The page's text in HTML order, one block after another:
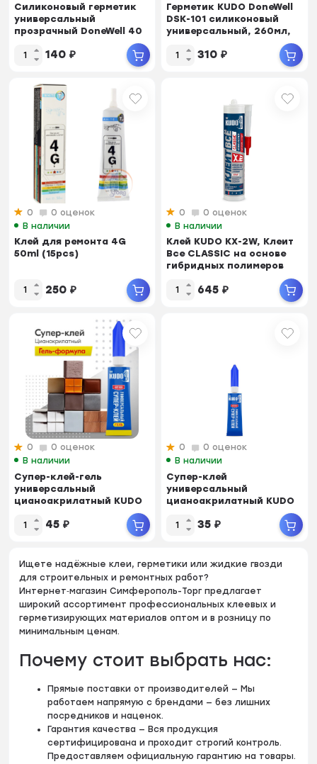
Cиликоновый герметик
универсальный
прозрачный DoneWell 40
140 ₽
Герметик KUDO DoneWell
DSK-101 силиконовый
универсальный, 260мл,
310 ₽
0
0 оценок
В наличии
Клей для ремонта 4G
50ml (15pcs)
250 ₽
0
0 оценок
В наличии
Клей KUDO KX-2W, Клеит
Все CLASSIC на основе
гибридных полимеров
645 ₽
0
0 оценок
В наличии
Супер-клей-гель
универсальный
цианоакрилатный KUDO
45 ₽
0
0 оценок
В наличии
Супер-клей
универсальный
цианоакрилатный KUDO
35 ₽
Ищете надёжные клеи, герметики или жидкие гвозди
для строительных и ремонтных работ?
Интернет‑магазин Симферополь-Торг предлагает
широкий ассортимент профессиональных клеевых и
герметизирующих материалов оптом и в розницу по
минимальным ценам.
Почему стоит выбрать нас:
Прямые поставки от производителей — Мы
работаем напрямую с брендами — без лишних
посредников и наценок.
Гарантия качества — Вся продукция
сертифицирована и проходит строгий контроль.
Предоставляем официальную гарантию на товары.